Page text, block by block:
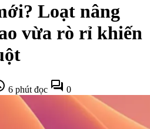
Loạt nâng
vừa rò rỉ khiến
6 phút đọc forum 0